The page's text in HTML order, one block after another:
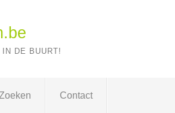
DE BUURT!
Contact